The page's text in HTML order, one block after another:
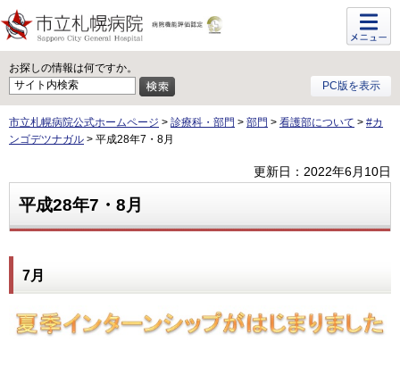
お探しの情報は何ですか。
PC版を表示
メニュ
ー
市立札幌病院公式ホームページ > 診療科・部門 > 部門 > 看護部について > #カ
ンゴデツナガル > 平成28年7・8月
更新日：2022年6月10日
平成28年7・8月
7月